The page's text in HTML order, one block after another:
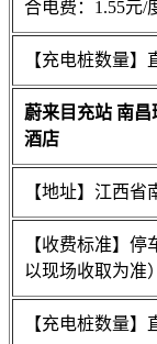
合电费：1.55元/
【充电桩数量】
蔚来目充站 南昌
酒店
【地址】江西
【收费标准】
以现场收取为准
【充电桩数量】